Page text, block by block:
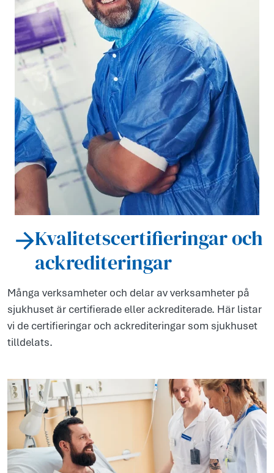
Kvalitetscertifieringar och
ackrediteringar
Många verksamheter och delar av verksamheter på
sjukhuset är certifierade eller ackrediterade. Här listar
vi de certifieringar och ackrediteringar som sjukhuset
tilldelats.